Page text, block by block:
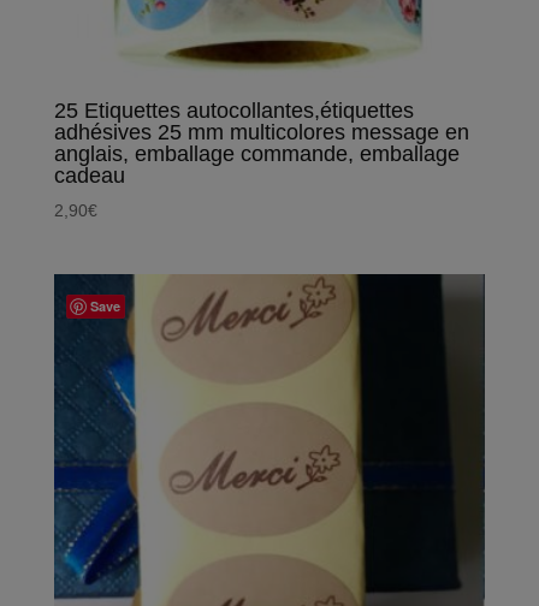
25 Etiquettes autocollantes,étiquettes
adhésives 25 mm multicolores message en
anglais, emballage commande, emballage
cadeau
2,90€
Save